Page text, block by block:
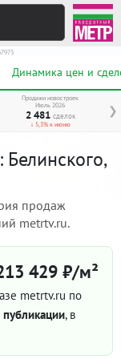
Динамика цен и
❯
Продажи новостроек
Июль 2026
2 481 сделок
↓ 5,3% к июню
продаж
metrtv.ru.
429 ₽/м²
metrtv.ru по
, в